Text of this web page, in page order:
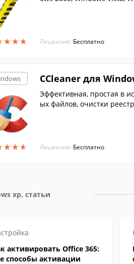
★★★
★★★ Лицензия: Бесплатно
★★★
★★★
CCleaner для
Эффективная, простая в
ых файлов, очистки
Лицензия: Бесплатно
xp, статьи
активировать Office 365:
способы активации